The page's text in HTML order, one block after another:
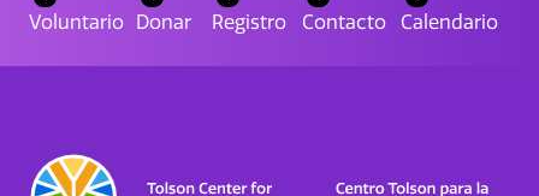
Voluntario Donar Registro Contacto Calendario